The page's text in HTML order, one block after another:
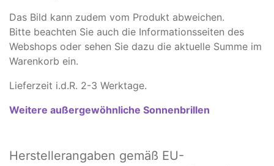
Das Bild kann zudem vom Produkt abweichen.
​Bitte beachten Sie auch die Informationsseiten des
Webshops oder sehen Sie dazu die aktuelle Summe im
Warenkorb ein.
Lieferzeit i.d.R. 2-3 Werktage.
Weitere außergewöhnliche Sonnenbrillen
Herstellerangaben gemäß EU-